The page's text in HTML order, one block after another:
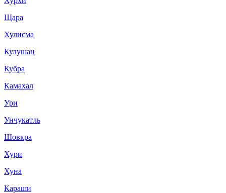
Щара
Хулисма
Кулушац
Кубра
Камахал
Ури
Унчукатль
Шовкра
Хури
Хуна
Караши